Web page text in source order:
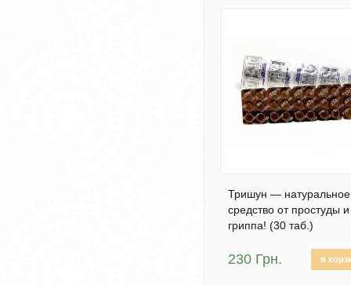
Тришун — натуральное
средство от простуды и
гриппа! (30 таб.)
230 Грн. в